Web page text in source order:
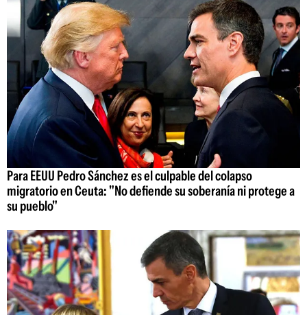
Para EEUU Pedro Sánchez es el culpable del colapso
migratorio en Ceuta: "No defiende su soberanía ni protege a
su pueblo"